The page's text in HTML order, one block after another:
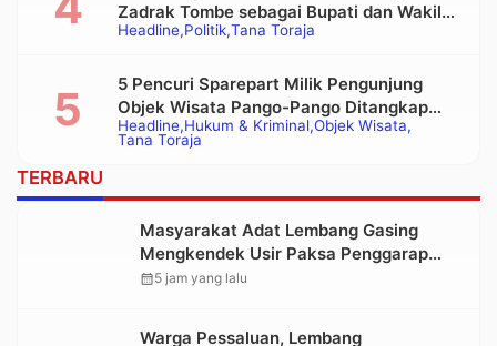
Headline Politik Tana Toraja
Zadrak Tombe sebagai Bupati dan Wakil
Bupati Tana Toraja Terpilih
Headline Hukum & Kriminal Objek Wisata
Tana Toraja
5 Pencuri Sparepart Milik Pengunjung
Objek Wisata Pango-Pango Ditangkap
Polisi
TERBARU
Masyarakat Adat Lembang Gasing
Mengkendek Usir Paksa Penggarap
yang Rusak Kawasan Hutan
calendar_month5 jam yang lalu
Warga Pessaluan, Lembang